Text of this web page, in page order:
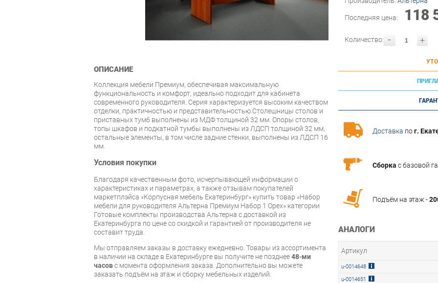
Последняя цена: 118
- +
Количество:
Доставка пог.
Сборка с базовой
Подъём на этаж -
АНАЛОГИ
Артикул
u-0014648
u-0014651
ОПИСАНИЕ
Коллекция мебели Премиум, обеспечивая максимальную
функциональность и комфорт, идеально подходит для кабинета
современного руководителя. Серия характеризуется высоким качеством
отделки, практичностью и представительностью.Столешницы столов и
приставных тумб выполнены из МДФ толщиной 32 мм. Опоры столов,
топы шкафов и подкатной тумбы выполнены из ЛДСП толщиной 32 мм,
остальные элементы, в том числе задние стенки, выполнены из ЛДСП 16
мм.
Условия покупки
Благодаря качественным фото, исчерпывающей информации о
характеристиках и параметрах, а также отзывам покупателей
маркетплэйса «Корпусная мебель Екатеринбург» купить товар «Набор
мебели для руководителя Альтерна Премиум Набор 1 Орех» категории
Готовые комплекты производства Альтерна с доставкой из
Екатеринбурга по цене со скидкой и гарантией от производителя не
составит труда.
Мы отправляем заказы в доставку ежедневно. Товары из ассортимента
в наличии на складе в Екатеринбурге вы получите не позднее48-ми
часовс момента оформления заказа. Дополнительно вы можете
заказать подъём на этаж и сборку мебельных изделий.